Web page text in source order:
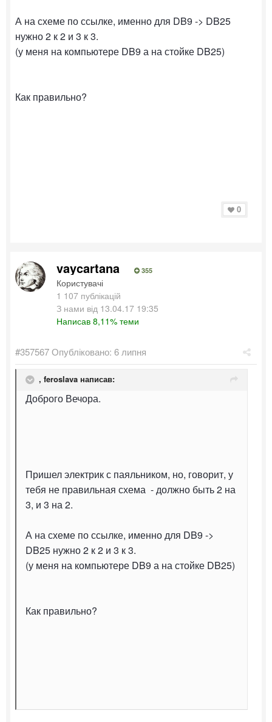
А на схеме по ссылке, именно для DB9 -> DB25
нужно 2 к 2 и 3 к 3.
(у меня на компьютере DB9 а на стойке DB25)
Как правильно?
0
vaycartana 355
Користувачі
1 107 публікацій
З нами від 13.04.17 19:35
Написав 8,11% теми
#357567Опубліковано: 6 липня
, feroslava написав:
Доброго Вечора.
Пришел электрик с паяльником, но, говорит, у
тебя не правильная схема - должно быть 2 на
3, и 3 на 2.
А на схеме по ссылке, именно для DB9 ->
DB25 нужно 2 к 2 и 3 к 3.
(у меня на компьютере DB9 а на стойке DB25)
Как правильно?